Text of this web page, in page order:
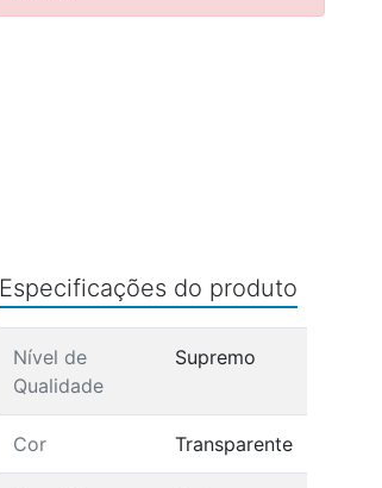
Especificações do produto
Nível de
Qualidade
Supremo
Cor Transparente